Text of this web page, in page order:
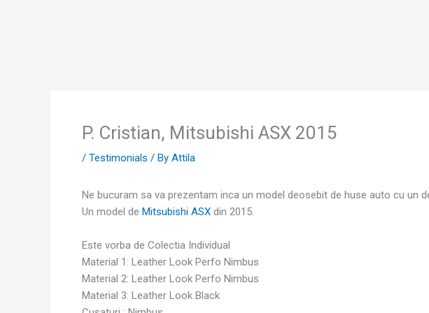
P. Cristian, Mitsubishi ASX 2015
/ Testimonials / By Attila
Ne bucuram sa va prezentam inca un model deosebit de huse auto cu un
Un model de Mitsubishi ASX din 2015.
Este vorba de Colectia Individual
Material 1: Leather Look Perfo Nimbus
Material 2: Leather Look Perfo Nimbus
Material 3: Leather Look Black